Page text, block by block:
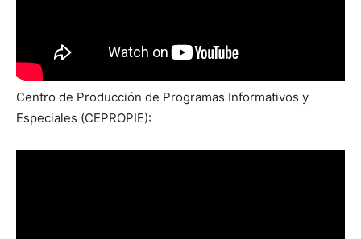
Centro de Producción de Programas Informativos y
Especiales (CEPROPIE):